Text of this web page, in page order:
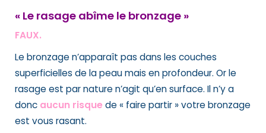
« Le rasage abîme le bronzage »
FAUX.
Le bronzage n’apparaît pas dans les couches
superficielles de la peau mais en profondeur. Or le
rasage est par nature n’agit qu’en surface. Il n’y a
donc aucun risque de « faire partir » votre bronzage
est vous rasant.